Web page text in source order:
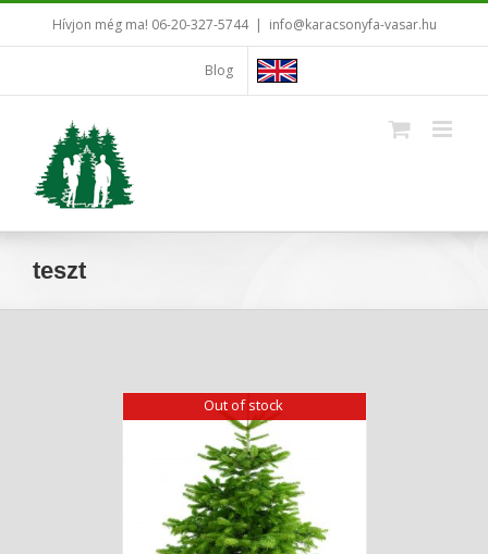
Kihagyás
Hívjon még ma! 06-20-327-5744 | info@karacsonyfa-vasar.hu
Blog
teszt
Out of stock